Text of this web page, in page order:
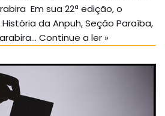
Em sua 22ª edição, o
da Anpuh, Seção Paraíba,
Continue a ler »